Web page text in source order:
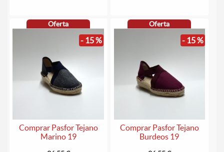
Oferta
- 15 %
Comprar Pasfor Tejano
Marino 19
Oferta
- 15 %
Comprar Pasfor Tejano
Burdeos 19